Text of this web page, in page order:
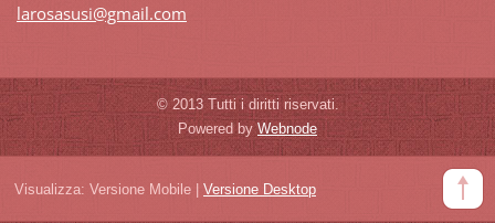
larosasusi@gmail.com
© 2013 Tutti i diritti riservati.
Powered by Webnode
Visualizza: Versione Mobile| Versione Desktop